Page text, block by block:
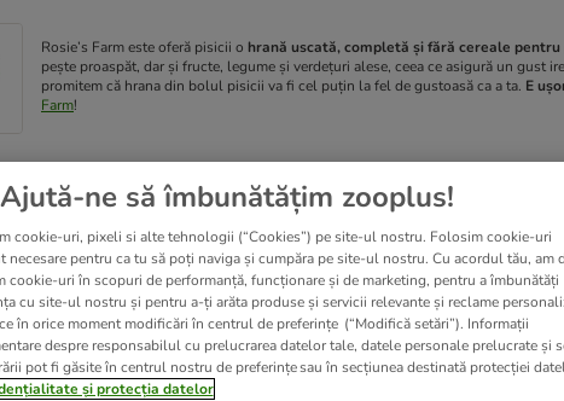
Rosie’s Farm este oferă pisicii o hrană uscată, completă și fără cereale pentru
pește proaspăt, dar și fructe, legume și verdețuri alese, ceea ce asigură un gust
promitem că hrana din bolul pisicii va fi cel puțin la fel de gustoasă ca a ta. E
Farm!
been changed
Ajută-ne să îmbunătățim zooplus!
cookie-uri, pixeli si alte tehnologii (“Cookies”) pe site-ul nostru. Folosim cookie-uri
necesare pentru ca tu să poți naviga și cumpăra pe site-ul nostru. Cu acordul tău, am
cookie-uri în scopuri de performanță, funcționare și de marketing, pentru a îmbunătăți
cu site-ul nostru și pentru a-ți arăta produse și servicii relevante și reclame
în orice moment modificări în centrul de preferințe (“Modifică setări”). Informații
despre responsabilul cu prelucrarea datelor tale, datele personale prelucrate și
pot fi găsite în centrul nostru de preferințe sau în secțiunea destinată protecției
și protecția datelor